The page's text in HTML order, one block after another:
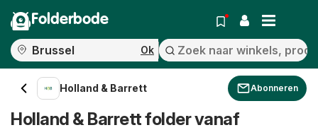
Folderbode
Ok
Holland & Barrett Abonneren
Holland & Barrett folder vanaf